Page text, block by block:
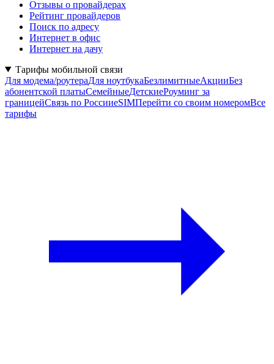
Отзывы о провайдерах
Рейтинг провайдеров
Поиск по адресу
Интернет в офис
Интернет на дачу
Тарифы мобильной связи
Для модема/роутераДля ноутбукаБезлимитныеАкцииБез
абонентской платыСемейныеДетскиеРоуминг за
границейСвязь по РоссииeSIMПерейти со своим номеромВсе
тарифы